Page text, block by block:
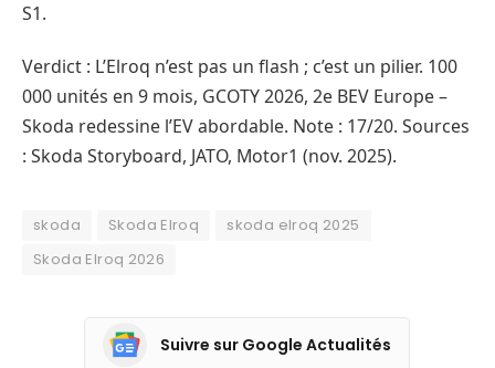
S1.
Verdict : L’Elroq n’est pas un flash ; c’est un pilier. 100
000 unités en 9 mois, GCOTY 2026, 2e BEV Europe –
Skoda redessine l’EV abordable. Note : 17/20. Sources
: Skoda Storyboard, JATO, Motor1 (nov. 2025).
skoda Skoda Elroq
skoda elroq 2025
Skoda Elroq 2026
Suivre sur Google Actualités